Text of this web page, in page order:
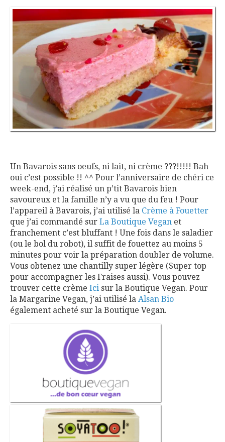
Un Bavarois sans oeufs, ni lait, ni crème ???!!!!! Bah
oui c’est possible !! ^^ Pour l’anniversaire de chéri ce
week-end, j’ai réalisé un p’tit Bavarois bien
savoureux et la famille n’y a vu que du feu ! Pour
l’appareil à Bavarois, j’ai utilisé la Crème à Fouetter
que j’ai commandé sur La Boutique Vegan et
franchement c’est bluffant ! Une fois dans le saladier
(ou le bol du robot), il suffit de fouettez au moins 5
minutes pour voir la préparation doubler de volume.
Vous obtenez une chantilly super légère (Super top
pour accompagner les Fraises aussi). Vous pouvez
trouver cette crème Ici sur la Boutique Vegan. Pour
la Margarine Vegan, j’ai utilisé la Alsan Bio
également acheté sur la Boutique Vegan.